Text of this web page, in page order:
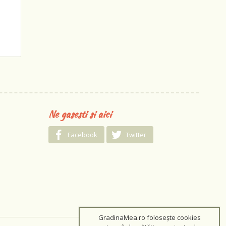
Ne gasesti si aici
Facebook Twitter
GradinaMea.ro folosește cookies